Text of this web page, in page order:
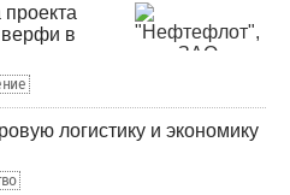
в
логистику и экономику